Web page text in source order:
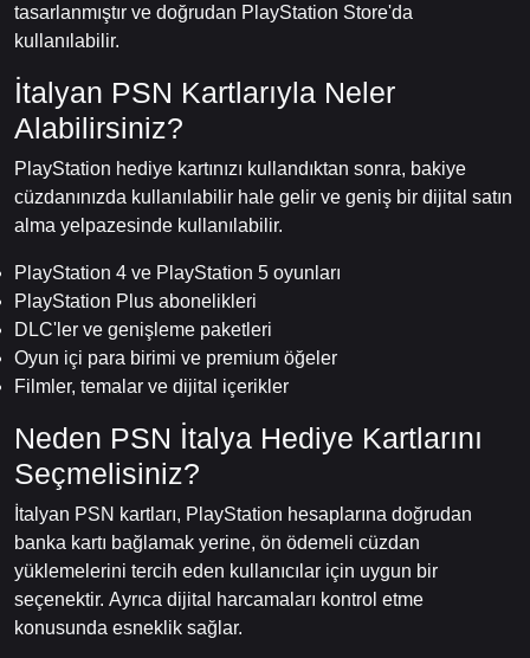
tasarlanmıştır ve doğrudan PlayStation Store'da
kullanılabilir.
İtalyan PSN Kartlarıyla Neler
Alabilirsiniz?
PlayStation hediye kartınızı kullandıktan sonra, bakiye
cüzdanınızda kullanılabilir hale gelir ve geniş bir dijital satın
alma yelpazesinde kullanılabilir.
PlayStation 4 ve PlayStation 5 oyunları
PlayStation Plus abonelikleri
DLC'ler ve genişleme paketleri
Oyun içi para birimi ve premium öğeler
Filmler, temalar ve dijital içerikler
Neden PSN İtalya Hediye Kartlarını
Seçmelisiniz?
İtalyan PSN kartları, PlayStation hesaplarına doğrudan
banka kartı bağlamak yerine, ön ödemeli cüzdan
yüklemelerini tercih eden kullanıcılar için uygun bir
seçenektir. Ayrıca dijital harcamaları kontrol etme
konusunda esneklik sağlar.